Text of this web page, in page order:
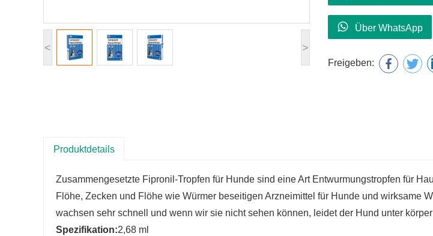
< >
Über WhatsApp
Freigeben:
Produktdetails
Zusammengesetzte Fipronil-Tropfen für Hunde sind eine Art Entwurmungstropfen für
Flöhe, Zecken und Flöhe wie Würmer beseitigen Arzneimittel für Hunde und wirksame
wachsen sehr schnell und wenn wir sie nicht sehen können, leidet der Hund unter
Spezifikation:2,68 ml